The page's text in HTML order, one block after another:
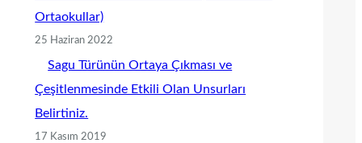
Ortaokullar)
25 Haziran 2022
Sagu Türünün Ortaya Çıkması ve
Çeşitlenmesinde Etkili Olan Unsurları
Belirtiniz.
17 Kasım 2019